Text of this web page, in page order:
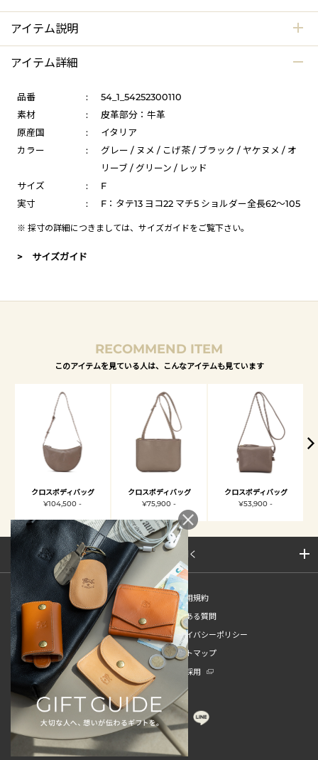
アイテム説明
アイテム詳細
品番 :
54_1_54252300110
素材
:
皮革部分：牛革
原産国
:
イタリア
カラー
:
グレー / ヌメ / こげ茶 / ブラック / ヤケヌメ / オ
リーブ / グリーン / レッド
サイズ
:
F
実寸
: F：タテ13 ヨコ22 マチ5 ショルダー全長62～105
※ 採寸の詳細につきましては、 サイズガイドをご覧下さい。
> サイズガイド
RECOMMEND ITEM
このアイテムを見ている人は、こんなアイテムも見ています
クロスボディバッグ
¥104,500 -
クロスボディバッグ
¥75,900 -
クロスボディバッグ
¥53,900 -
サイトマップを開く
新規会員登録
ご利用規約
ご利用ガイド
よくある質問
特定商取引法
プライバシーポリシー
お問い合わせ
サイトマップ
販売スタッフ中途採用
新卒採用